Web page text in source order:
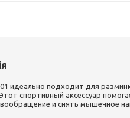
идеально подходит для
спортивный аксессуар
и снять мышечное